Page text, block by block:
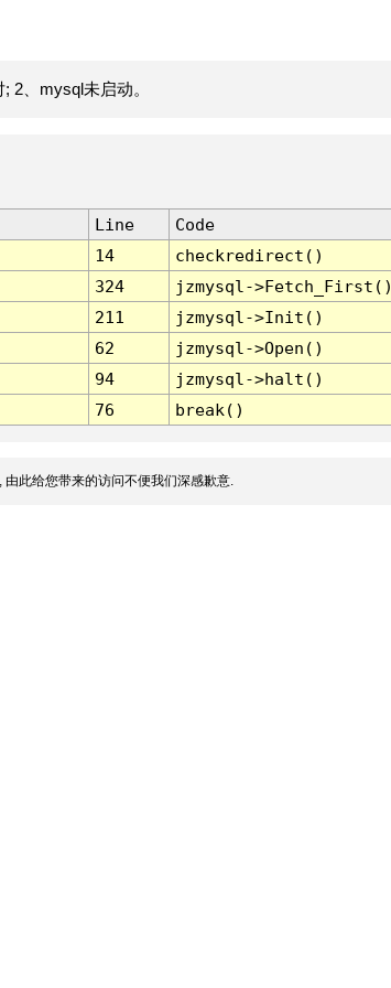
2、mysql未启动。
Line
Code
14
checkredirect()
324
jzmysql-
211
jzmysql->Init()
62
jzmysql->Open()
94
jzmysql->halt()
76 break()
此给您带来的访问不便我们深感歉意.